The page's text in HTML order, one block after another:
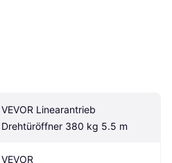
VEVOR Linearantrieb
Drehtüröffner 380 kg 5.5 m
VEVOR